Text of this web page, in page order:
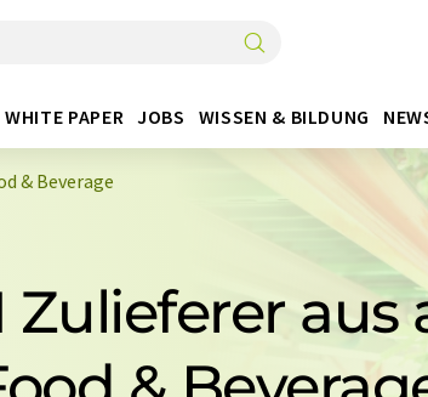
WHITE PAPER JOBS WISSEN & BILDUNG
& Beverage
Zulieferer